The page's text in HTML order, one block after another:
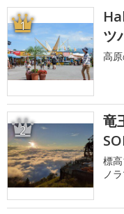
1
ツ
高
2
竜
標
ノ